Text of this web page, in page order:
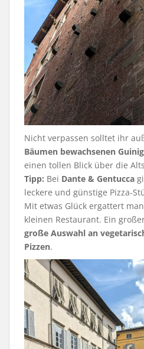
Nicht verpassen solltet ihr
Bäumen bewachsenen
einen tollen Blick über die
Tipp: Bei Dante & Gentucca
leckere und günstige Pizza-
Mit etwas Glück ergattert
kleinen Restaurant. Ein
große Auswahl an
Pizzen.